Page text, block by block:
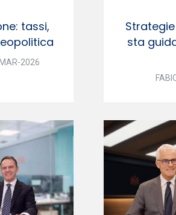
tassi,
2026
sta